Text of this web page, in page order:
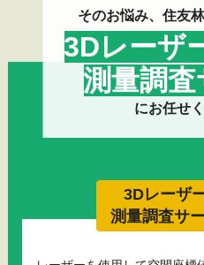
そのお悩み、住友
3Dレーザ
測量調
にお任せ
3Dレーザ
測量調査サ